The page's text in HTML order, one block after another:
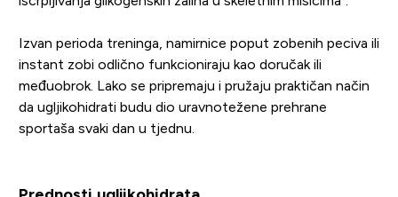
Izvan perioda treninga, namirnice poput zobenih peciva ili
instant zobi odlično funkcioniraju kao doručak ili
međuobrok. Lako se pripremaju i pružaju praktičan način
da ugljikohidrati budu dio uravnotežene prehrane
sportaša svaki dan u tjednu.